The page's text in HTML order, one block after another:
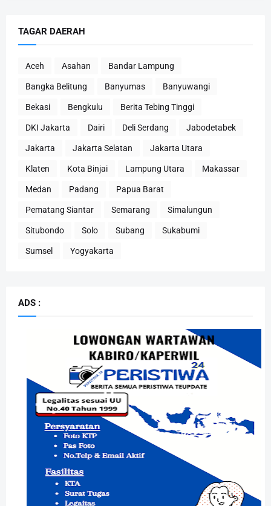
TAGAR DAERAH
Aceh Asahan Bandar Lampung
Bangka Belitung Banyumas Banyuwangi
Bekasi Bengkulu Berita Tebing Tinggi
DKI Jakarta Dairi Deli Serdang Jabodetabek
Jakarta Jakarta Selatan Jakarta Utara
Klaten Kota Binjai Lampung Utara Makassar
Medan Padang Papua Barat
Pematang Siantar Semarang Simalungun
Situbondo Solo Subang Sukabumi
Sumsel Yogyakarta
ADS :